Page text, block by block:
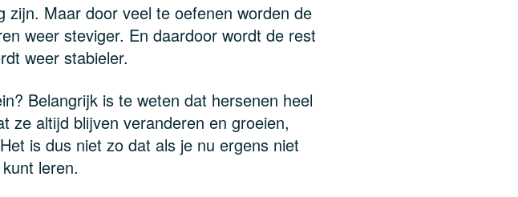
zijn. Maar door veel te oefenen worden de
weer steviger. En daardoor wordt de rest
weer stabieler.
Belangrijk is te weten dat hersenen heel
ze altijd blijven veranderen en groeien,
is dus niet zo dat als je nu ergens niet
leren.